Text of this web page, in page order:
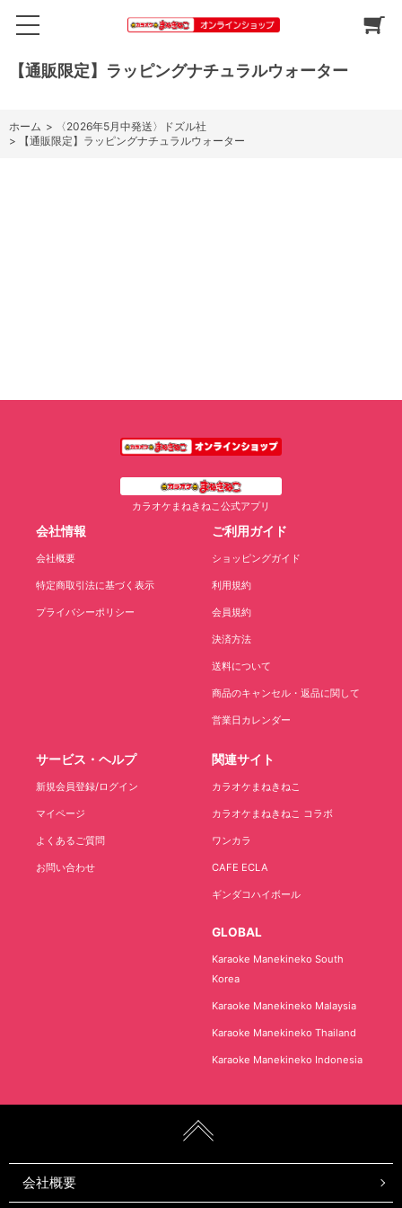
【通販限定】ラッピングナチュラルウォーター
ホーム >
〈2026年5月中発送〉ドズル社
>
【通販限定】ラッピングナチュラルウォーター
カラオケまねきねこ公式アプリ
会社情報
会社概要
特定商取引法に基づく表示
プライバシーポリシー
ご利用ガイド
ショッピングガイド
利用規約
会員規約
決済方法
送料について
商品のキャンセル・返品に関して
営業日カレンダー
サービス・ヘルプ
新規会員登録/ログイン
マイページ
よくあるご質問
お問い合わせ
関連サイト
カラオケまねきねこ
カラオケまねきねこ コラボ
ワンカラ
CAFE ECLA
ギンダコハイボール
GLOBAL
Karaoke Manekineko South
Korea
Karaoke Manekineko Malaysia
Karaoke Manekineko Thailand
Karaoke Manekineko Indonesia
会社概要